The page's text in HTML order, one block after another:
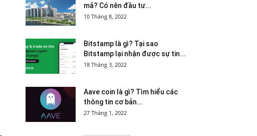
mã? Có nên đầu tư...
10 Tháng 8, 2022
Bitstamp là gì? Tại sao
Bitstamp lại nhận được sự tin...
18 Tháng 3, 2022
Aave coin là gì? Tìm hiểu các
thông tin cơ bản...
27 Tháng 1, 2022